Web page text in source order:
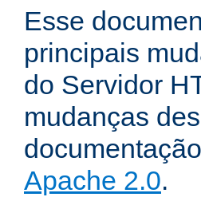
Esse
principais
do Servidor
mudanças
documentação
Apache 2.0.